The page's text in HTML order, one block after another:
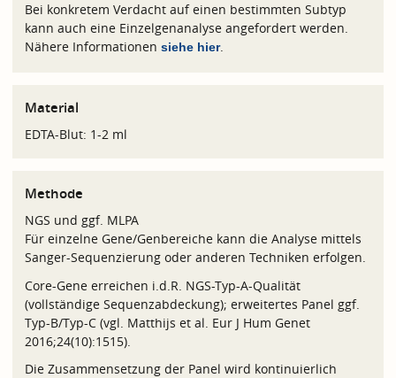
Bei konkretem Verdacht auf einen bestimmten Subtyp
kann auch eine Einzelgenanalyse angefordert werden.
Nähere Informationen siehe hier.
Material
EDTA-Blut: 1-2 ml
Methode
NGS und ggf. MLPA
Für einzelne Gene/Genbereiche kann die Analyse mittels
Sanger-Sequenzierung oder anderen Techniken erfolgen.
Core-Gene erreichen i.d.R. NGS-Typ-A-Qualität
(vollständige Sequenzabdeckung); erweitertes Panel ggf.
Typ-B/Typ-C (vgl. Matthijs et al. Eur J Hum Genet
2016;24(10):1515).
Die Zusammensetzung der Panel wird kontinuierlich